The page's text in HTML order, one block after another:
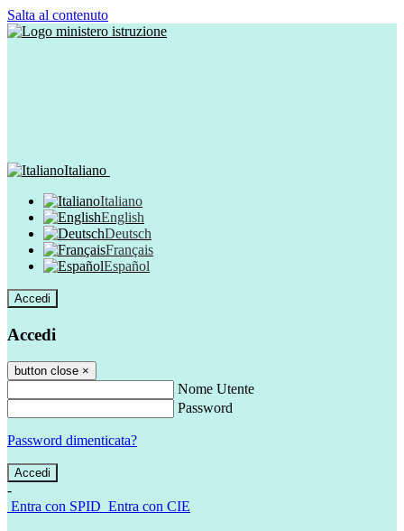
Salta al contenuto
Italiano
Italiano
English
Deutsch
Français
Español
Accedi
Accedi
button close ×
Nome Utente
Password
Password dimenticata?
-
Entra con SPID Entra con CIE